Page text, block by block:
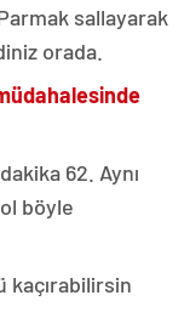
sallayarak
orada.
62. Aynı
böyle
kaçırabilirsin